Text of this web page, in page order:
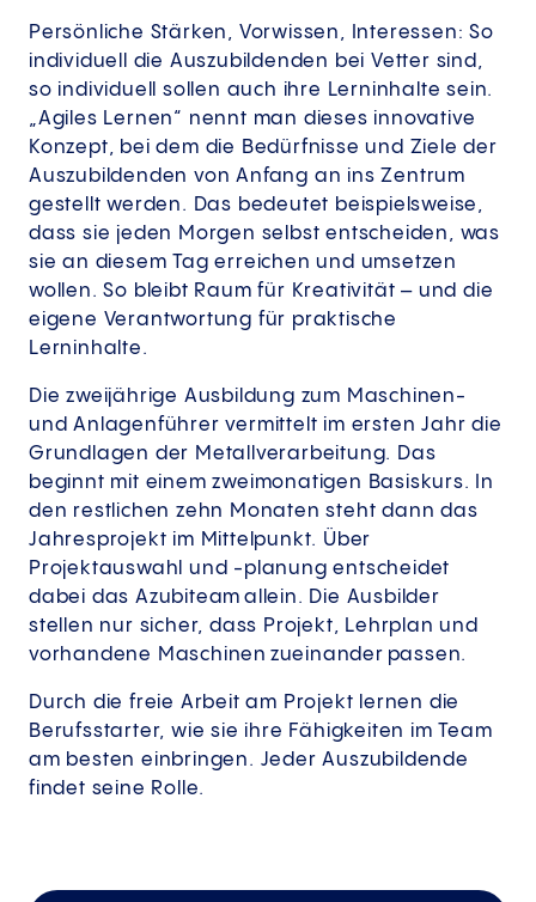
Persönliche Stärken, Vorwissen, Interessen: So
individuell die Auszubildenden bei Vetter sind,
so individuell sollen auch ihre Lerninhalte sein.
„Agiles Lernen“ nennt man dieses innovative
Konzept, bei dem die Bedürfnisse und Ziele der
Auszubildenden von Anfang an ins Zentrum
gestellt werden. Das bedeutet beispielsweise,
dass sie jeden Morgen selbst entscheiden, was
sie an diesem Tag erreichen und umsetzen
wollen. So bleibt Raum für Kreativität – und die
eigene Verantwortung für praktische
Lerninhalte.
Die zweijährige Ausbildung zum Maschinen-
und Anlagenführer vermittelt im ersten Jahr die
Grundlagen der Metallverarbeitung. Das
beginnt mit einem zweimonatigen Basiskurs. In
den restlichen zehn Monaten steht dann das
Jahresprojekt im Mittelpunkt. Über
Projektauswahl und -planung entscheidet
dabei das Azubiteam allein. Die Ausbilder
stellen nur sicher, dass Projekt, Lehrplan und
vorhandene Maschinen zueinander passen.
Durch die freie Arbeit am Projekt lernen die
Berufsstarter, wie sie ihre Fähigkeiten im Team
am besten einbringen. Jeder Auszubildende
findet seine Rolle.